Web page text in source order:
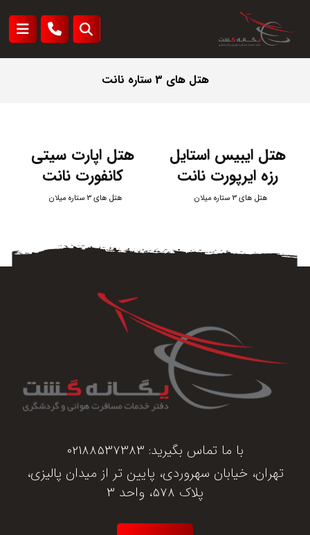
هتل های 3 ستاره نانت
هتل ایبیس استایل
رزه ایرپورت نانت
هتل های 3 ستاره میلان
هتل اپارت سیتی
کانفورت نانت
هتل های 3 ستاره میلان
با ما تماس بگیرید: 02188537383
تهران، خیابان سهروردی، پایین تر از میدان پالیزی،
پلاک 578، واحد 3